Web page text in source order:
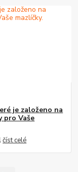
je založeno na
pro Vaše
číst celé